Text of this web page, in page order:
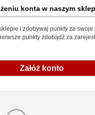
konta w naszym
i zdobywaj punkty za swoje
punkty zdobądź za
Załóż konto